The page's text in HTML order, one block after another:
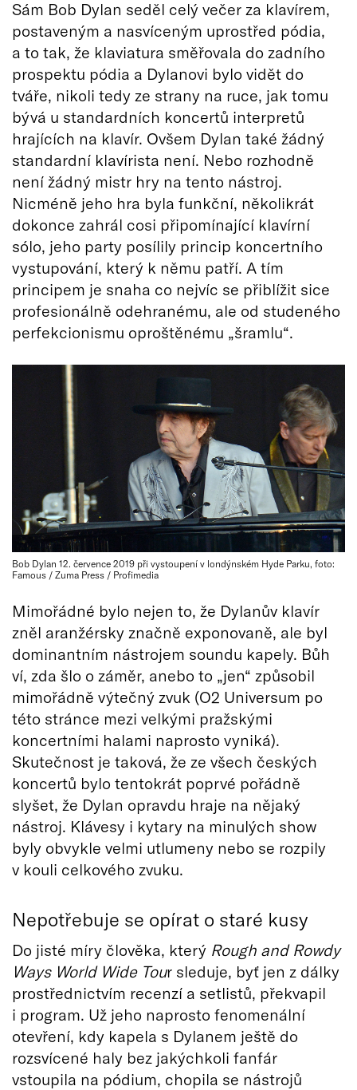
Sám Bob Dylan seděl celý večer za klavírem,
postaveným a nasvíceným uprostřed pódia,
a to tak, že klaviatura směřovala do zadního
prospektu pódia a Dylanovi bylo vidět do
tváře, nikoli tedy ze strany na ruce, jak tomu
bývá u standardních koncertů interpretů
hrajících na klavír. Ovšem Dylan také žádný
standardní klavírista není. Nebo rozhodně
není žádný mistr hry na tento nástroj.
Nicméně jeho hra byla funkční, několikrát
dokonce zahrál cosi připomínající klavírní
sólo, jeho party posílily princip koncertního
vystupování, který k němu patří. A tím
principem je snaha co nejvíc se přiblížit sice
profesionálně odehranému, ale od studeného
perfekcionismu oproštěnému „šramlu“.
Bob Dylan 12. července 2019 při vystoupení v londýnském Hyde Parku, foto:
Famous / Zuma Press / Profimedia
Mimořádné bylo nejen to, že Dylanův klavír
zněl aranžérsky značně exponovaně, ale byl
dominantním nástrojem soundu kapely. Bůh
ví, zda šlo o záměr, anebo to „jen“ způsobil
mimořádně výtečný zvuk (O2 Universum po
této stránce mezi velkými pražskými
koncertními halami naprosto vyniká).
Skutečnost je taková, že ze všech českých
koncertů bylo tentokrát poprvé pořádně
slyšet, že Dylan opravdu hraje na nějaký
nástroj. Klávesy i kytary na minulých show
byly obvykle velmi utlumeny nebo se rozpily
v kouli celkového zvuku.
Nepotřebuje se opírat o staré kusy
Do jisté míry člověka, který Rough and Rowdy
Ways World Wide Tour sleduje, byť jen z dálky
prostřednictvím recenzí a setlistů, překvapil
i program. Už jeho naprosto fenomenální
otevření, kdy kapela s Dylanem ještě do
rozsvícené haly bez jakýchkoli fanfár
vstoupila na pódium, chopila se nástrojů